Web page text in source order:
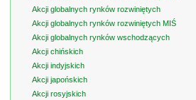
Akcji globalnych rynków rozwiniętych
Akcji globalnych rynków rozwiniętych MIŚ
Akcji globalnych rynków wschodzących
Akcji chińskich
Akcji indyjskich
Akcji japońskich
Akcji rosyjskich